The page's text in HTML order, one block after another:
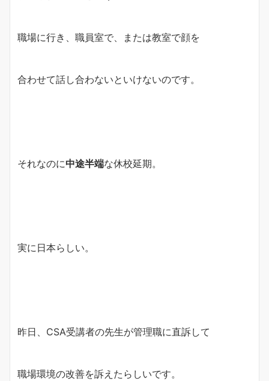
職場に行き、職員室で、または教室で顔を
合わせて話し合わないといけないのです。
それなのに中途半端な休校延期。
実に日本らしい。
昨日、CSA受講者の先生が管理職に直訴して
職場環境の改善を訴えたらしいです。